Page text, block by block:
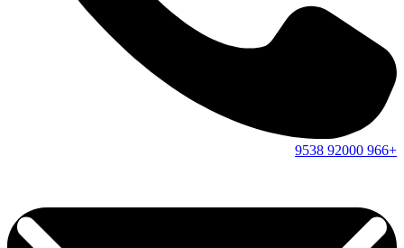
+966
92000
9538